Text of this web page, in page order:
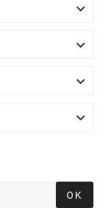




OK